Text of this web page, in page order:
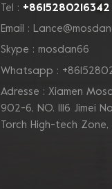
180-mm-Rohr-
7-Zoll-10-V-
zum Schleifen
Betonkanten
Tel : +8615280216342
Email :
Skype : mosdan66
Whatsapp :
Adresse : Xiamen
902-6, NO. 1116 Jimei
Torch High-tech